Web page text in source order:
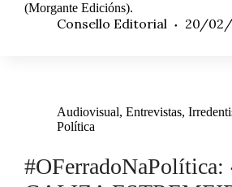
(Morgante Edicións).
Consello Editorial 20/
Audiovisual, Entrevistas,
Política
#OFerradoNaPolítica: